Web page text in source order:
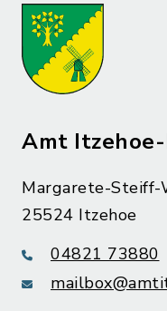
Amt
Margarete-Steiff-
25524 Itzehoe
04821 73880